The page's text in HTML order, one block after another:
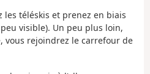
les téléskis et prenez en biais
visible). Un peu plus loin,
vous rejoindrez le carrefour de